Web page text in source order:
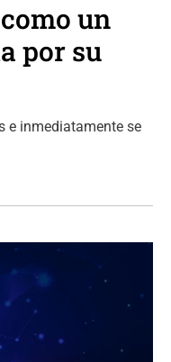
un
por su
e inmediatamente se